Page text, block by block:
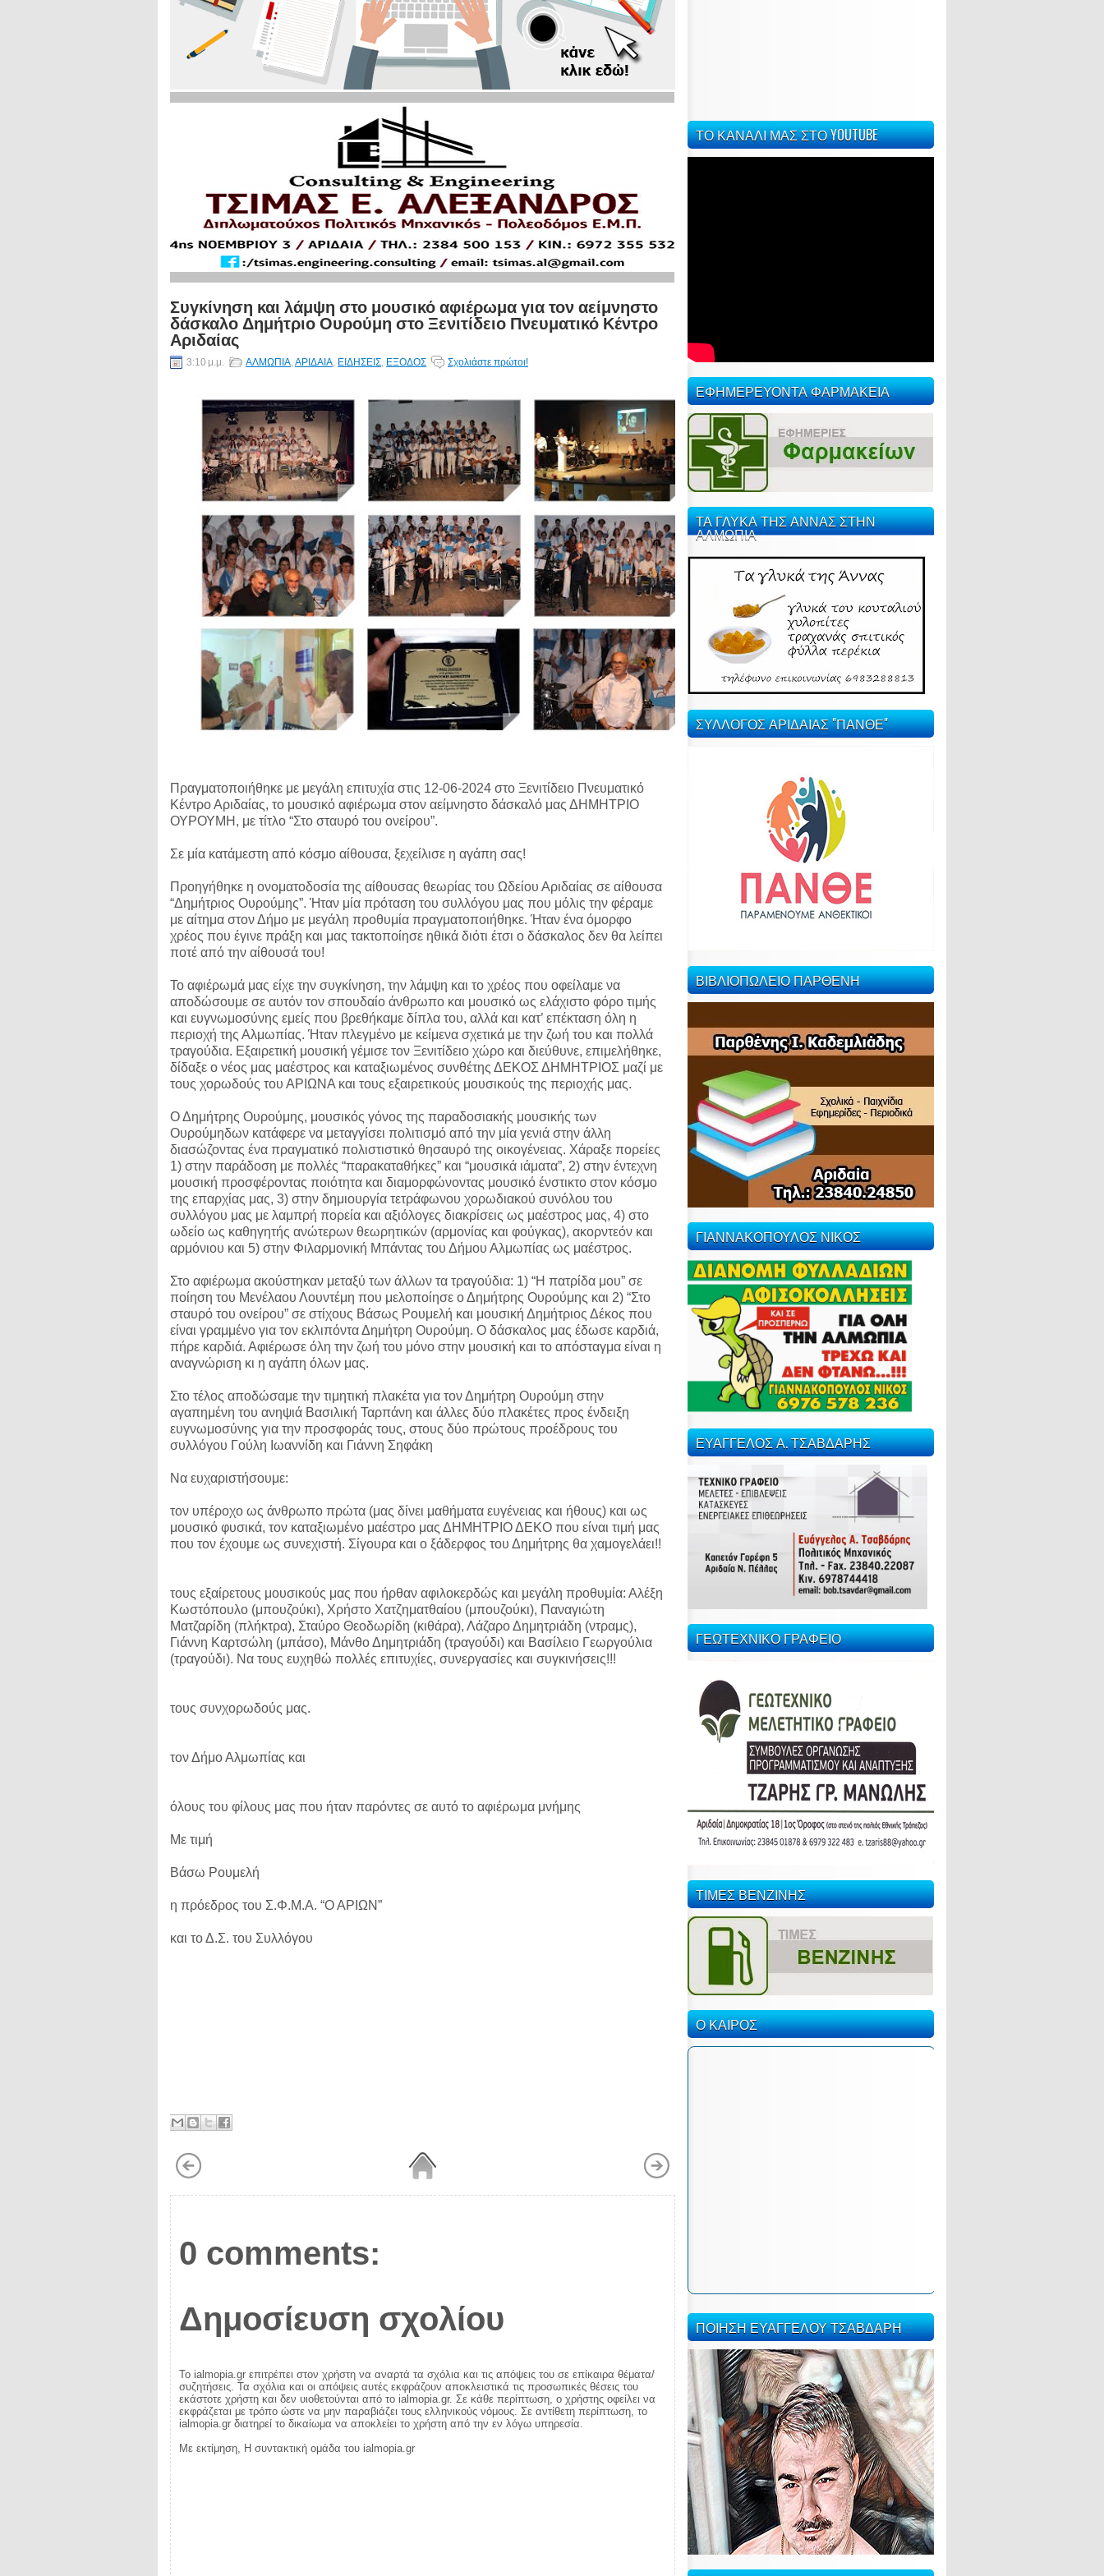
Συγκίνηση και λάμψη στο μουσικό αφιέρωμα για τον αείμνηστο
δάσκαλο Δημήτριο Ουρούμη στο Ξενιτίδειο Πνευματικό Κέντρο
Αριδαίας
3:10 μ.μ. ΑΛΜΩΠΙΑ,ΑΡΙΔΑΙΑ, ΕΙΔΗΣΕΙΣ, ΕΞΟΔΟΣ Σχολιάστε πρώτοι!
Πραγματοποιήθηκε με μεγάλη επιτυχία στις 12-06-2024 στο Ξενιτίδειο Πνευματικό
Κέντρο Αριδαίας, το μουσικό αφιέρωμα στον αείμνηστο δάσκαλό μας ΔΗΜΗΤΡΙΟ
ΟΥΡΟΥΜΗ, με τίτλο “Στο σταυρό του ονείρου”.
Σε μία κατάμεστη από κόσμο αίθουσα, ξεχείλισε η αγάπη σας!
Προηγήθηκε η ονοματοδοσία της αίθουσας θεωρίας του Ωδείου Αριδαίας σε αίθουσα
“Δημήτριος Ουρούμης”. Ήταν μία πρόταση του συλλόγου μας που μόλις την φέραμε
με αίτημα στον Δήμο με μεγάλη προθυμία πραγματοποιήθηκε. Ήταν ένα όμορφο
χρέος που έγινε πράξη και μας τακτοποίησε ηθικά διότι έτσι ο δάσκαλος δεν θα λείπει
ποτέ από την αίθουσά του!
Το αφιέρωμά μας είχε την συγκίνηση, την λάμψη και το χρέος που οφείλαμε να
αποδώσουμε σε αυτόν τον σπουδαίο άνθρωπο και μουσικό ως ελάχιστο φόρο τιμής
και ευγνωμοσύνης εμείς που βρεθήκαμε δίπλα του, αλλά και κατ’ επέκταση όλη η
περιοχή της Αλμωπίας. Ήταν πλεγμένο με κείμενα σχετικά με την ζωή του και πολλά
τραγούδια. Εξαιρετική μουσική γέμισε τον Ξενιτίδειο χώρο και διεύθυνε, επιμελήθηκε,
δίδαξε ο νέος μας μαέστρος και καταξιωμένος συνθέτης ΔΕΚΟΣ ΔΗΜΗΤΡΙΟΣ μαζί με
τους χορωδούς του ΑΡΙΩΝΑ και τους εξαιρετικούς μουσικούς της περιοχής μας.
Ο Δημήτρης Ουρούμης, μουσικός γόνος της παραδοσιακής μουσικής των
Ουρούμηδων κατάφερε να μεταγγίσει πολιτισμό από την μία γενιά στην άλλη
διασώζοντας ένα πραγματικό πολιστιστικό θησαυρό της οικογένειας. Χάραξε πορείες
1) στην παράδοση με πολλές “παρακαταθήκες” και “μουσικά ιάματα”, 2) στην έντεχνη
μουσική προσφέροντας ποιότητα και διαμορφώνοντας μουσικό ένστικτο στον κόσμο
της επαρχίας μας, 3) στην δημιουργία τετράφωνου χορωδιακού συνόλου του
συλλόγου μας με λαμπρή πορεία και αξιόλογες διακρίσεις ως μαέστρος μας, 4) στο
ωδείο ως καθηγητής ανώτερων θεωρητικών (αρμονίας και φούγκας), ακορντεόν και
αρμόνιου και 5) στην Φιλαρμονική Μπάντας του Δήμου Αλμωπίας ως μαέστρος.
Στο αφιέρωμα ακούστηκαν μεταξύ των άλλων τα τραγούδια: 1) “Η πατρίδα μου” σε
ποίηση του Μενέλαου Λουντέμη που μελοποίησε ο Δημήτρης Ουρούμης και 2) “Στο
σταυρό του ονείρου” σε στίχους Βάσως Ρουμελή και μουσική Δημήτριος Δέκος που
είναι γραμμένο για τον εκλιπόντα Δημήτρη Ουρούμη. Ο δάσκαλος μας έδωσε καρδιά,
πήρε καρδιά. Αφιέρωσε όλη την ζωή του μόνο στην μουσική και το απόσταγμα είναι η
αναγνώριση κι η αγάπη όλων μας.
Στο τέλος αποδώσαμε την τιμητική πλακέτα για τον Δημήτρη Ουρούμη στην
αγαπημένη του ανηψιά Βασιλική Ταρπάνη και άλλες δύο πλακέτες προς ένδειξη
ευγνωμοσύνης για την προσφοράς τους, στους δύο πρώτους προέδρους του
συλλόγου Γούλη Ιωαννίδη και Γιάννη Σηφάκη
Να ευχαριστήσουμε:
τον υπέροχο ως άνθρωπο πρώτα (μας δίνει μαθήματα ευγένειας και ήθους) και ως
μουσικό φυσικά, τον καταξιωμένο μαέστρο μας ΔΗΜΗΤΡΙΟ ΔΕΚΟ που είναι τιμή μας
που τον έχουμε ως συνεχιστή. Σίγουρα και ο ξάδερφος του Δημήτρης θα χαμογελάει!!
τους εξαίρετους μουσικούς μας που ήρθαν αφιλοκερδώς και μεγάλη προθυμία: Αλέξη
Κωστόπουλο (μπουζούκι), Χρήστο Χατζηματθαίου (μπουζούκι), Παναγιώτη
Ματζαρίδη (πλήκτρα), Σταύρο Θεοδωρίδη (κιθάρα), Λάζαρο Δημητριάδη (ντραμς),
Γιάννη Καρτσώλη (μπάσο), Μάνθο Δημητριάδη (τραγούδι) και Βασίλειο Γεωργούλια
(τραγούδι). Να τους ευχηθώ πολλές επιτυχίες, συνεργασίες και συγκινήσεις!!!
τους συνχορωδούς μας.
τον Δήμο Αλμωπίας και
όλους του φίλους μας που ήταν παρόντες σε αυτό το αφιέρωμα μνήμης
Με τιμή
Βάσω Ρουμελή
η πρόεδρος του Σ.Φ.Μ.Α. “Ο ΑΡΙΩΝ”
και το Δ.Σ. του Συλλόγου
0 comments:
Δημοσίευση σχολίου
Το ialmopia.gr επιτρέπει στον χρήστη να αναρτά τα σχόλια και τις απόψεις του σε επίκαιρα θέματα/
συζητήσεις. Τα σχόλια και οι απόψεις αυτές εκφράζουν αποκλειστικά τις προσωπικές θέσεις του
εκάστοτε χρήστη και δεν υιοθετούνται από το ialmopia.gr. Σε κάθε περίπτωση, ο χρήστης οφείλει να
εκφράζεται με τρόπο ώστε να μην παραβιάζει τους ελληνικούς νόμους. Σε αντίθετη περίπτωση, το
ialmopia.gr διατηρεί το δικαίωμα να αποκλείει το χρήστη από την εν λόγω υπηρεσία.
Με εκτίμηση, Η συντακτική ομάδα του ialmopia.gr
ΤΟ ΚΑΝΑΛΙ ΜΑΣ ΣΤΟ YOUTUBE
ΕΦΗΜΕΡΕΥΟΝΤΑ ΦΑΡΜΑΚΕΙΑ
ΤΑ ΓΛΥΚΑ ΤΗΣ ΑΝΝΑΣ ΣΤΗΝ
ΑΛΜΩΠΙΑ
ΣΥΛΛΟΓΟΣ ΑΡΙΔΑΙΑΣ "ΠΑΝΘΕ"
ΒΙΒΛΙΟΠΩΛΕΙΟ ΠΑΡΘΕΝΗ
ΓΙΑΝΝΑΚΟΠΟΥΛΟΣ ΝΙΚΟΣ
ΕΥΑΓΓΕΛΟΣ Α. ΤΣΑΒΔΑΡΗΣ
ΓΕΩΤΕΧΝΙΚΟ ΓΡΑΦΕΙΟ
ΤΙΜΕΣ ΒΕΝΖΙΝΗΣ
Ο ΚΑΙΡΟΣ
ΠΟΙΗΣΗ ΕΥΑΓΓΕΛΟΥ ΤΣΑΒΔΑΡΗ